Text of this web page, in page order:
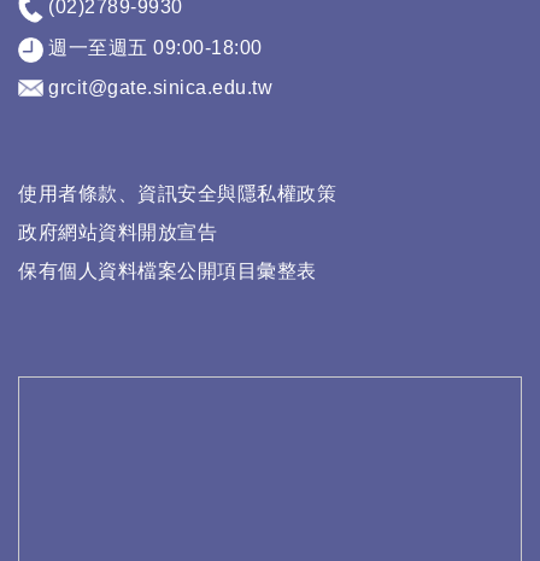
(02)2789-9930
週一至週五 09:00-18:00
grcit@gate.sinica.edu.tw
使用者條款、資訊安全與隱私權政策
政府網站資料開放宣告
保有個人資料檔案公開項目彙整表